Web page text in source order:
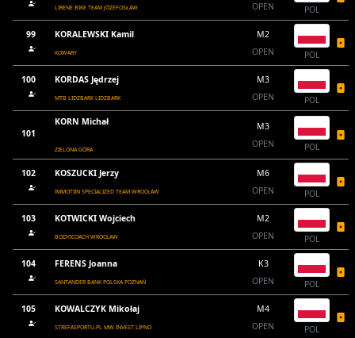
LIRENE BIKE TEAM JÓZEFOSŁAW
OPEN
POL
99 KORALEWSKI Kamil
KOWARY
M2
OPEN
POL
100 KORDAS Jędrzej
MTB LIDZBARK LIDZBARK
M3
OPEN
POL
101
KORN Michał
ZIELONA GÓRA
M3
OPEN
POL
102 KOSZUCKI Jerzy
IMMOTIIN SPECIALIZED TEAM WROCŁAW
M6
OPEN
POL
103 KOTWICKI Wojciech
BODYICOACH WROCŁAW
M2
OPEN
POL
104 FERENS Joanna
SANTANDER BANK POLSKA POZNAŃ
K3
OPEN
POL
105 KOWALCZYK Mikołaj
STREFASPORTU.PL MW INVEST LIPNO
M4
OPEN
POL